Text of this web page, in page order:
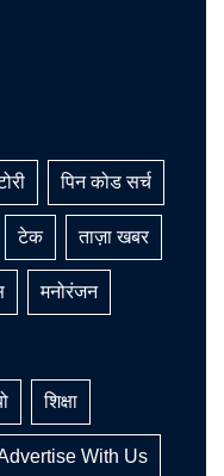
पिन कोड सर्च
टेक ताज़ा खबर
मनोरंजन
शिक्षा
With Us